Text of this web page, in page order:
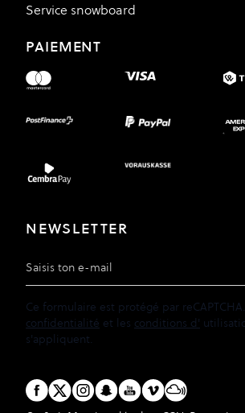
Service snowboard
PAIEMENT
NEWSLETTER
Adresse e-mail
Ce formulaire est protégé par
confidentialité et les conditions d'
s'appliquent.